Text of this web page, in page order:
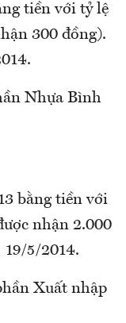
tiền với tỷ lệ
300 đồng).
Nhựa Bình
bằng tiền với
nhận 2.000
19/5/2014.
Xuất nhập